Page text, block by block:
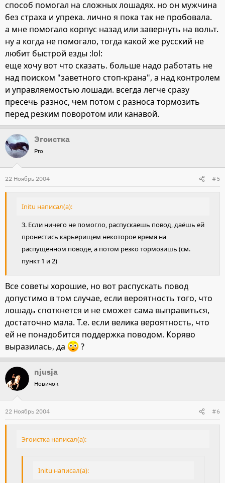
способ помогал на сложных лошадях. но он мужчина
без страха и упрека. лично я пока так не пробовала.
а мне помогало корпус назад или завернуть на вольт.
ну а когда не помогало, тогда какой же русский не
любит быстрой езды :lol:
еще хочу вот что сказать. больше надо работать не
над поиском "заветного стоп-крана", а над контролем
и управляемостью лошади. всегда легче сразу
пресечь разнос, чем потом с разноса тормозить
перед резким поворотом или канавой.
Эгоистка
Pro
22 Ноябрь 2004 #5
Initu написал(а):
3. Если ничего не помогло, распускаешь повод, даёшь ей
пронестись карьерищем некоторое время на
распущенном поводе, а потом резко тормозишь (см.
пункт 1 и 2)
Все советы хорошие, но вот распускать повод
допустимо в том случае, если вероятность того, что
лошадь споткнется и не сможет сама выправиться,
достаточно мала. Т.е. если велика вероятность, что
ей не понадобится поддержка поводом. Коряво
выразилась, да
?
njusja
Новичок
22 Ноябрь 2004 #6
Эгоистка написал(а):
Initu написал(а):